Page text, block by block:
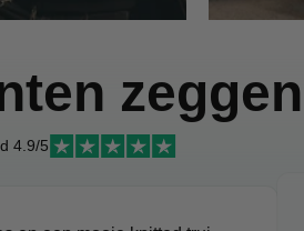
zeggen
4.9/5